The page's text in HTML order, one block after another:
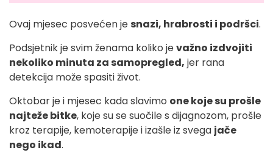
Ovaj mjesec posvećen je snazi, hrabrosti i podršci.
Podsjetnik je svim ženama koliko jevažno izdvojiti
nekoliko minuta za samopregled, jer rana
detekcija može spasiti život.
Oktobar je i mjesec kada slavimo one koje su prošle
najteže bitke, koje su se suočile s dijagnozom, prošle
kroz terapije, kemoterapije i izašle iz svega jače
nego ikad.